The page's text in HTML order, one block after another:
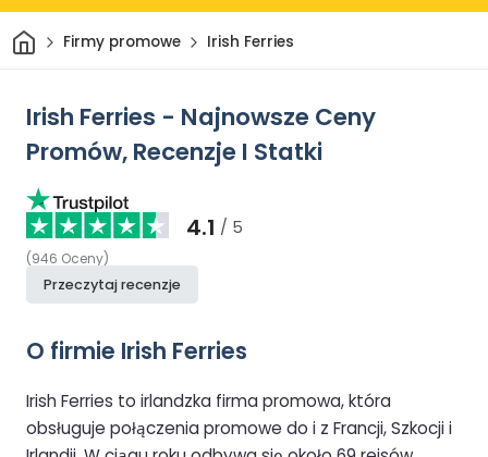
DomFirmy promowe Irish Ferries
Irish Ferries - Najnowsze Ceny
Promów, Recenzje I Statki
4.1 / 5
(946 Oceny)
Przeczytaj recenzje
O firmie Irish Ferries
Irish Ferries to irlandzka firma promowa, która
obsługuje połączenia promowe do i z Francji, Szkocji i